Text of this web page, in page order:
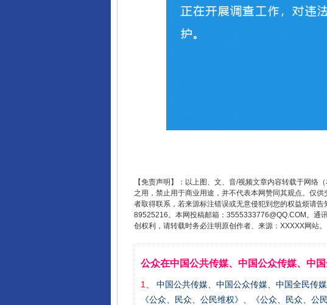
【免责声明】：以上图、文、音/视频文章内容转载于网
之用，禁止用于商业用途，并不代表本网赞同其观点。仅
者取得联系，若来源标注错误或无意侵犯到您的权益烦请
89525216。本网投稿邮箱：3555333776@QQ.COM。通
创权利，请转载时务必注明原创作者、来源：XXXXX网站。
公众在中国公共传媒、中国公众传媒、中
1、
中国公共传媒、中国公众传媒、中国全民传
《公众、民众、公民维权》、《公众、民众、